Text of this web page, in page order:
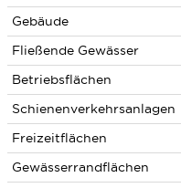
Gebäude
Fließende Gewässer
Betriebsflächen
Schienenverkehrsanlagen
Freizeitflächen
Gewässerrandflächen